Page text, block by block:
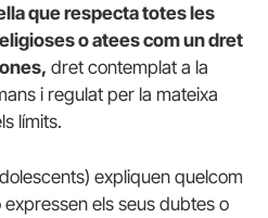
que respecta totes les
o atees com un dret
dret contemplat a la
i regulat per la mateixa
límits.
expliquen quelcom
els seus dubtes o